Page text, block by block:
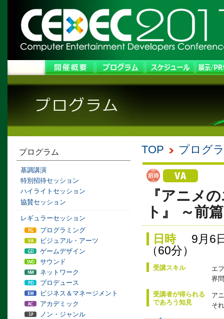
TOP プログ
『アニメ
ト』 ～前
日時
9月6
（60分）
受講スキル
エ
界
受講者が得られる
であろう知見
ア
そ
プログラム
基調講演
特別招待セッション
ハイライトセッション
協賛セッション
レギュラーセッション
プログラミング
ビジュアル・アーツ
ゲームデザイン
サウンド
ネットワーク
プロデュース
ビジネス＆マネージメント
アカデミック
ノン・ジャンル